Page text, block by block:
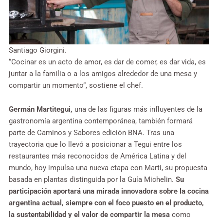
Santiago Giorgini.
“Cocinar es un acto de amor, es dar de comer, es dar vida, es
juntar a la familia o a los amigos alrededor de una mesa y
compartir un momento”, sostiene el chef.
Germán Martitegui, una de las figuras más influyentes de la
gastronomía argentina contemporánea, también formará
parte de Caminos y Sabores edición BNA. Tras una
trayectoria que lo llevó a posicionar a Tegui entre los
restaurantes más reconocidos de América Latina y del
mundo, hoy impulsa una nueva etapa con Marti, su propuesta
basada en plantas distinguida por la Guía Michelin. Su
participación aportará una mirada innovadora sobre la cocina
argentina actual, siempre con el foco puesto en el producto,
la sustentabilidad y el valor de compartir la mesa como